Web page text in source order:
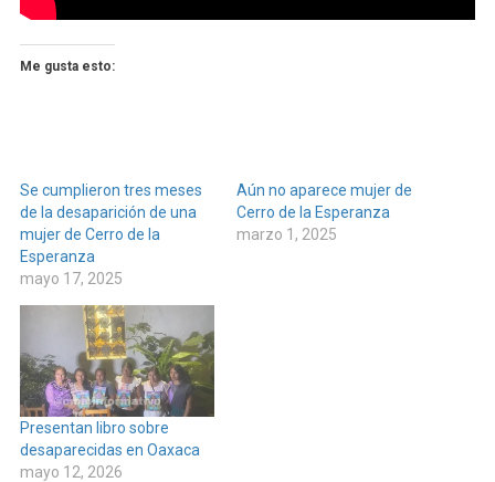
Me gusta esto:
Se cumplieron tres meses
de la desaparición de una
mujer de Cerro de la
Esperanza
mayo 17, 2025
Aún no aparece mujer de
Cerro de la Esperanza
marzo 1, 2025
Presentan libro sobre
desaparecidas en Oaxaca
mayo 12, 2026